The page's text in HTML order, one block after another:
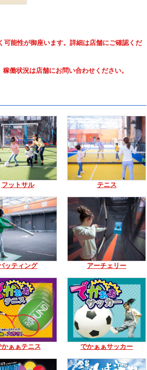
能性が御座います。詳細は店舗にご確認くだ
働状況は店舗にお問い合わせください。
フットサル テニス
ッティング アーチェリー
かぁぁテニス でかぁぁサッカー